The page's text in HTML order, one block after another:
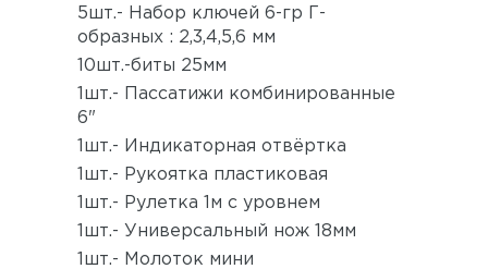
5шт.- Набор ключей 6-гр Г-
образных : 2,3,4,5,6 мм
10шт.-биты 25мм
1шт.- Пассатижи комбинированные
6"
1шт.- Индикаторная отвёртка
1шт.- Рукоятка пластиковая
1шт.- Рулетка 1м с уровнем
1шт.- Универсальный нож 18мм
1шт.- Молоток мини